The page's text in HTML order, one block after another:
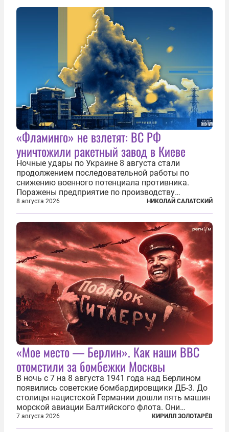
то время известный под подпольным...
«Фламинго» не взлетят: ВС РФ
уничтожили ракетный завод в Киеве
Ночные удары по Украине 8 августа стали
продолжением последовательной работы по
снижению военного потенциала противника.
Поражены предприятие по производству
крылатых ракет, крупный склад топлива и два
сухогруза с военными грузами. Дополнительно
нанесены удары по объектам в ряде городов. В
Киеве...
8 августа 2026 НИКОЛАЙ САЛАТСКИЙ
«Мое место — Берлин». Как наши ВВС
отомстили за бомбежки Москвы
В ночь с 7 на 8 августа 1941 года над Берлином
появились советские бомбардировщики ДБ-3. До
столицы нацистской Германии дошли пять машин
морской авиации Балтийского флота. Они
сбросили бомбы на город, который в тот момент
жил в полной уверенности, что война идет где-то
7 августа 2026 КИРИЛЛ ЗОЛОТАРЁВ